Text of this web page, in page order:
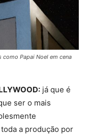
como Papai Noel em cena
já que é
ser o mais
a produção por